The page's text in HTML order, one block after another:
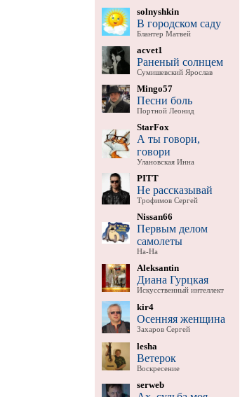
solnyshkin
В городском саду
Блантер Матвей
acvet1
Раненый солнцем
Сумишевский Ярослав
Mingo57
Песни боль
Портной Леонид
StarFox
А ты говори,
говори
Улановская Инна
PITT
Не рассказывай
Трофимов Сергей
Nissan66
Первым делом
самолеты
На-На
Aleksantin
Диана Гурцкая
Искусственный интеллект
kir4
Осенняя женщина
Захаров Сергей
lesha
Ветерок
Воскресение
serweb